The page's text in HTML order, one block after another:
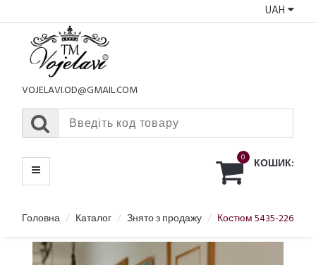
UAH
VOJELAVI.OD@GMAIL.COM
0 КОШИК:
МЕНЮ
Головна Каталог Знято з продажу Костюм 5435-226